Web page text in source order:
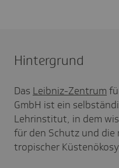
Hintergrund
Das Leibniz-Zentrum
GmbH ist ein
Lehrinstitut, in dem
für den Schutz und
tropischer